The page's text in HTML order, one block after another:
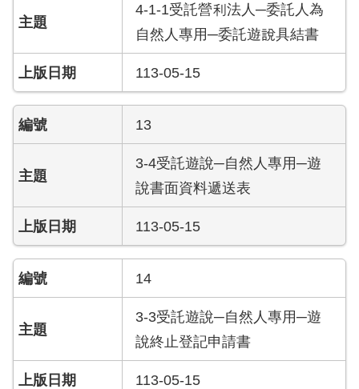
申
案
件
火
災
救
難
地
區、
防
通
道
相
關
資
4-1-1受託營利法人─委託人為
自然人專用─委託遊說具結書
113-05-15
13
3-4受託遊說─自然人專用─遊
說書面資料遞送表
113-05-15
14
3-3受託遊說─自然人專用─遊
說終止登記申請書
113-05-15